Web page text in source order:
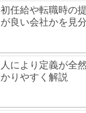
初任給や転職時の
が良い会社かを見
人により定義が全
かりやすく解説